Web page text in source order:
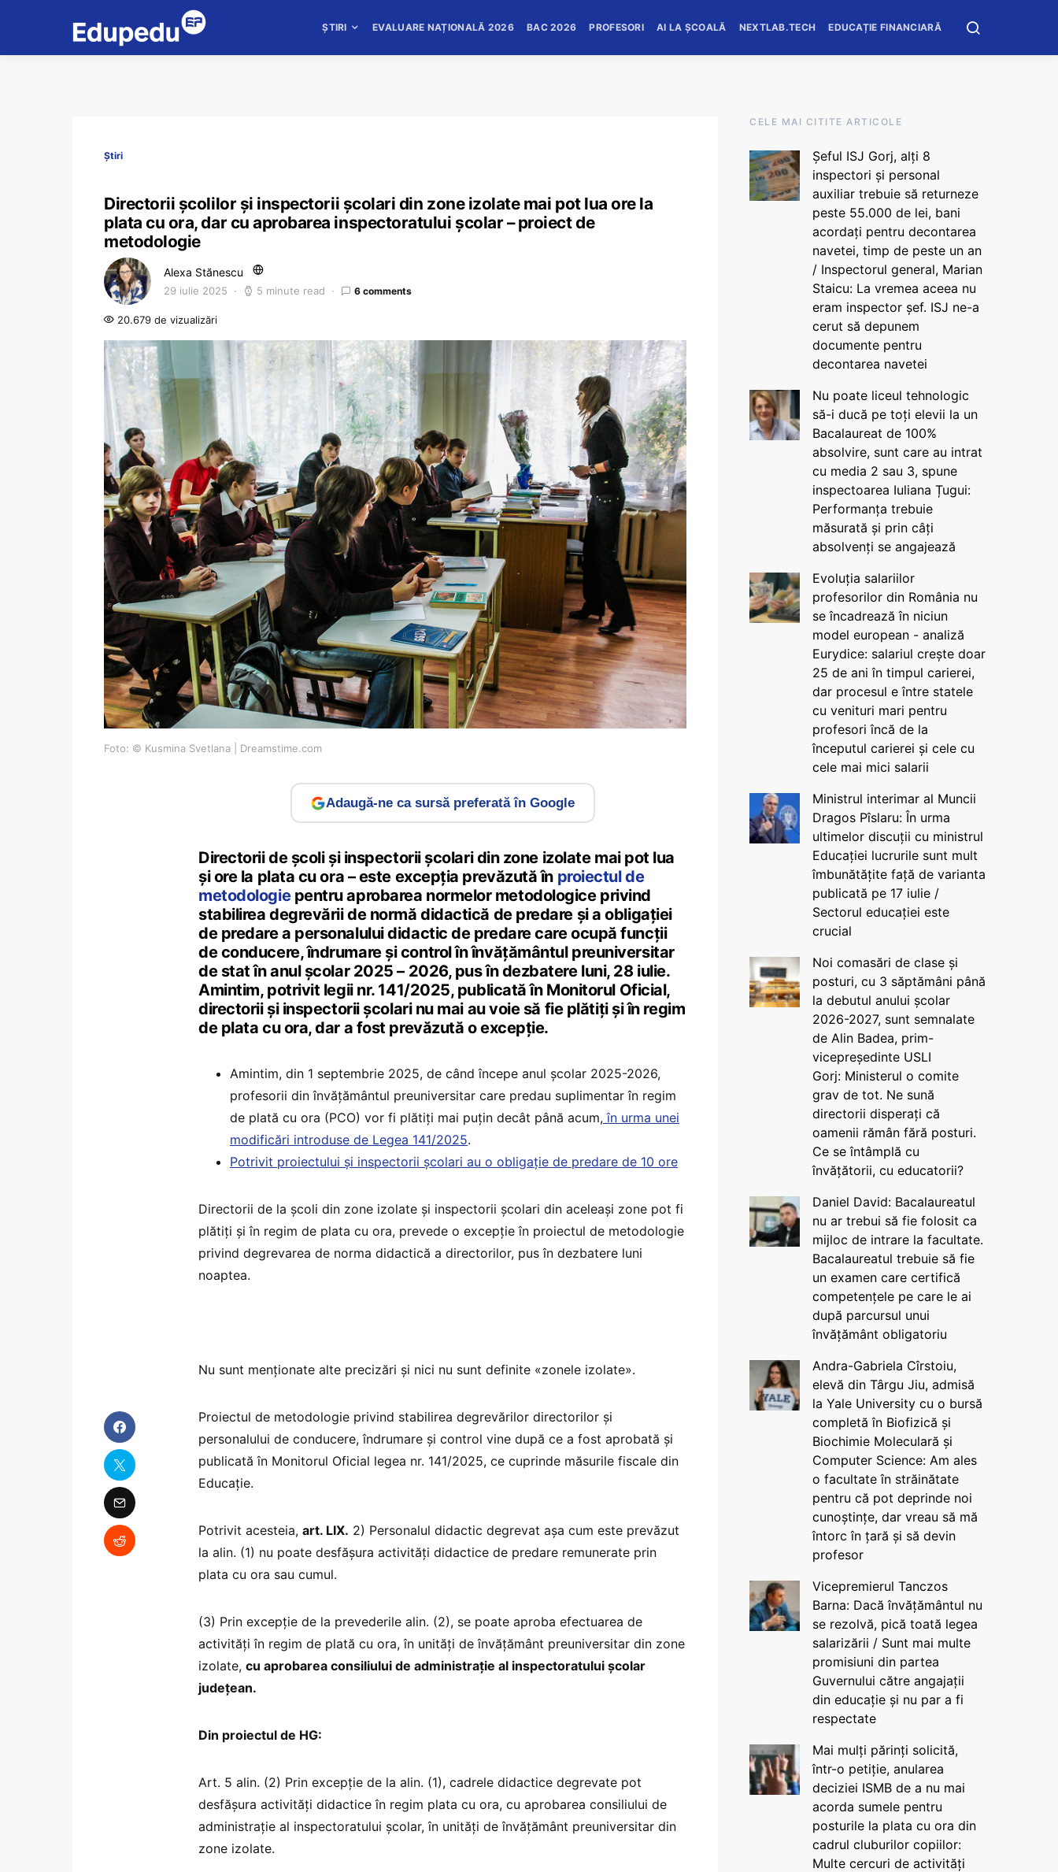
ȘTIRI EVALUARE NAȚIONALĂ 2026 BAC 2026 PROFESORI AI LA ȘCOALĂ NEXTLAB.TECH EDUCAȚIE FINANCIARĂ
Știri
Directorii școlilor și inspectorii școlari din zone izolate mai pot lua ore la
plata cu ora, dar cu aprobarea inspectoratului școlar – proiect de
metodologie
Alexa Stănescu
29 iulie 2025 5 minute read 6 comments
20.679 de vizualizări
Foto: © Kusmina Svetlana | Dreamstime.com
Adaugă-ne ca sursă preferată în Google
Directorii de școli și inspectorii școlari din zone izolate mai pot lua
și ore la plata cu ora – este excepția prevăzută în proiectul de
metodologie pentru aprobarea normelor metodologice privind
stabilirea degrevării de normă didactică de predare şi a obligaţiei
de predare a personalului didactic de predare care ocupă funcții
de conducere, îndrumare și control în învățământul preuniversitar
de stat în anul școlar 2025 – 2026, pus în dezbatere luni, 28 iulie.
Amintim, potrivit legii nr. 141/2025, publicată în Monitorul Oficial,
directorii și inspectorii școlari nu mai au voie să fie plătiți și în regim
de plata cu ora, dar a fost prevăzută o excepție.
Amintim, din 1 septembrie 2025, de când începe anul școlar 2025-2026,
profesorii din învățământul preuniversitar care predau suplimentar în regim
de plată cu ora (PCO) vor fi plătiți mai puțin decât până acum, în urma unei
modificări introduse de Legea 141/2025.
Potrivit proiectului și inspectorii școlari au o obligație de predare de 10 ore
Directorii de la școli din zone izolate și inspectorii școlari din aceleași zone pot fi
plătiți și în regim de plata cu ora, prevede o excepție în proiectul de metodologie
privind degrevarea de norma didactică a directorilor, pus în dezbatere luni
noaptea.
Nu sunt menționate alte precizări și nici nu sunt definite «zonele izolate».
Proiectul de metodologie privind stabilirea degrevărilor directorilor și
personalului de conducere, îndrumare și control vine după ce a fost aprobată și
publicată în Monitorul Oficial legea nr. 141/2025, ce cuprinde măsurile fiscale din
Educație.
Potrivit acesteia, art. LIX. 2) Personalul didactic degrevat așa cum este prevăzut
la alin. (1) nu poate desfășura activități didactice de predare remunerate prin
plata cu ora sau cumul.
(3) Prin excepție de la prevederile alin. (2), se poate aproba efectuarea de
activități în regim de plată cu ora, în unități de învățământ preuniversitar din zone
izolate, cu aprobarea consiliului de administrație al inspectoratului școlar
județean.
Din proiectul de HG:
Art. 5 alin. (2) Prin excepție de la alin. (1), cadrele didactice degrevate pot
desfășura activități didactice în regim plata cu ora, cu aprobarea consiliului de
administrație al inspectoratului școlar, în unități de învățământ preuniversitar din
zone izolate.
CELE MAI CITITE ARTICOLE
Șeful ISJ Gorj, alți 8
inspectori și personal
auxiliar trebuie să returneze
peste 55.000 de lei, bani
acordați pentru decontarea
navetei, timp de peste un an
/ Inspectorul general, Marian
Staicu: La vremea aceea nu
eram inspector șef. ISJ ne-a
cerut să depunem
documente pentru
decontarea navetei
Nu poate liceul tehnologic
să-i ducă pe toți elevii la un
Bacalaureat de 100%
absolvire, sunt care au intrat
cu media 2 sau 3, spune
inspectoarea Iuliana Țugui:
Performanța trebuie
măsurată și prin câți
absolvenți se angajează
Evoluția salariilor
profesorilor din România nu
se încadrează în niciun
model european - analiză
Eurydice: salariul crește doar
25 de ani în timpul carierei,
dar procesul e între statele
cu venituri mari pentru
profesori încă de la
începutul carierei și cele cu
cele mai mici salarii
Ministrul interimar al Muncii
Dragos Pîslaru: În urma
ultimelor discuții cu ministrul
Educației lucrurile sunt mult
îmbunătățite față de varianta
publicată pe 17 iulie /
Sectorul educației este
crucial
Noi comasări de clase și
posturi, cu 3 săptămâni până
la debutul anului școlar
2026-2027, sunt semnalate
de Alin Badea, prim-
vicepreședinte USLI
Gorj: Ministerul o comite
grav de tot. Ne sună
directorii disperați că
oamenii rămân fără posturi.
Ce se întâmplă cu
învățătorii, cu educatorii?
Daniel David: Bacalaureatul
nu ar trebui să fie folosit ca
mijloc de intrare la facultate.
Bacalaureatul trebuie să fie
un examen care certifică
competențele pe care le ai
după parcursul unui
învățământ obligatoriu
Andra-Gabriela Cîrstoiu,
elevă din Târgu Jiu, admisă
la Yale University cu o bursă
completă în Biofizică și
Biochimie Moleculară și
Computer Science: Am ales
o facultate în străinătate
pentru că pot deprinde noi
cunoștințe, dar vreau să mă
întorc în țară și să devin
profesor
Vicepremierul Tanczos
Barna: Dacă învățământul nu
se rezolvă, pică toată legea
salarizării / Sunt mai multe
promisiuni din partea
Guvernului către angajații
din educație și nu par a fi
respectate
Mai mulți părinți solicită,
într-o petiție, anularea
deciziei ISMB de a nu mai
acorda sumele pentru
posturile la plata cu ora din
cadrul cluburilor copiilor:
Multe cercuri de activități